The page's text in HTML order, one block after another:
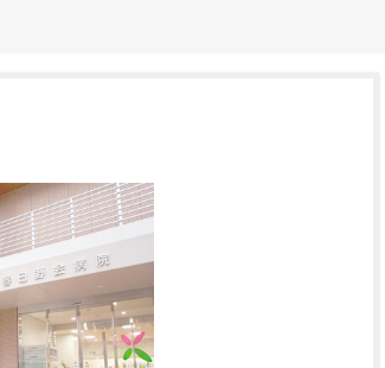
やめまいなどの診断・治
療には特に力を入れてい
ます。難聴は原因によっ
て治療法が異なるため、
まずは詳しい検査で「ど
こに…